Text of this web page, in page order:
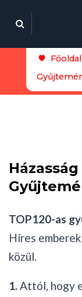
Főoldal
TOP120-as
Híres
közül.
1.Attól, hogy